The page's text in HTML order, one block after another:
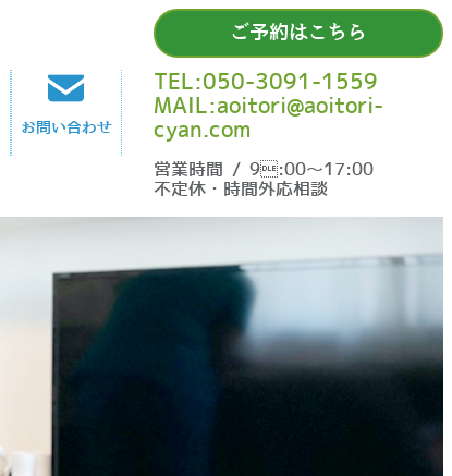
お問い合わせ
ご予約はこちら
TEL:050-3091-1559
MAIL:aoitori@aoitori-
cyan.com
営業時間 / 9:00〜17:00
不定休・時間外応相談